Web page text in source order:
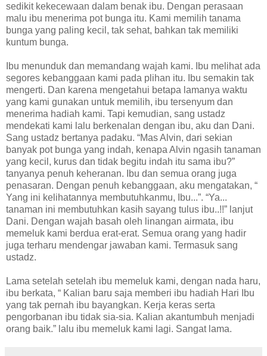
sedikit kekecewaan dalam benak ibu. Dengan perasaan
malu ibu menerima pot bunga itu. Kami memilih tanama
bunga yang paling kecil, tak sehat, bahkan tak memiliki
kuntum bunga.
Ibu menunduk dan memandang wajah kami. Ibu melihat ada
segores kebanggaan kami pada plihan itu. Ibu semakin tak
mengerti. Dan karena mengetahui betapa lamanya waktu
yang kami gunakan untuk memilih, ibu tersenyum dan
menerima hadiah kami. Tapi kemudian, sang ustadz
mendekati kami lalu berkenalan dengan ibu, aku dan Dani.
Sang ustadz bertanya padaku. “Mas Alvin, dari sekian
banyak pot bunga yang indah, kenapa Alvin ngasih tanaman
yang kecil, kurus dan tidak begitu indah itu sama ibu?”
tanyanya penuh keheranan. Ibu dan semua orang juga
penasaran. Dengan penuh kebanggaan, aku mengatakan, “
Yang ini kelihatannya membutuhkanmu, Ibu...”. “Ya...
tanaman ini membutuhkan kasih sayang tulus ibu..!!” lanjut
Dani. Dengan wajah basah oleh linangan airmata, ibu
memeluk kami berdua erat-erat. Semua orang yang hadir
juga terharu mendengar jawaban kami. Termasuk sang
ustadz.
Lama setelah setelah ibu memeluk kami, dengan nada haru,
ibu berkata, “ Kalian baru saja memberi ibu hadiah Hari Ibu
yang tak pernah ibu bayangkan. Kerja keras serta
pengorbanan ibu tidak sia-sia. Kalian akantumbuh menjadi
orang baik.” lalu ibu memeluk kami lagi. Sangat lama.